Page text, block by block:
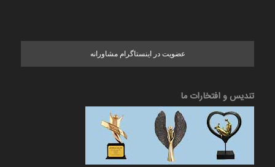
عضویت در اینستاگرام مشاورانه
تندیس و افتخارات ما